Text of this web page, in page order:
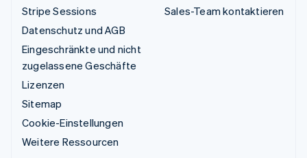
Stripe Sessions
Datenschutz und AGB
Eingeschränkte und nicht
zugelassene Geschäfte
Lizenzen
Sitemap
Cookie-Einstellungen
Weitere Ressourcen
Sales-Team kontaktieren